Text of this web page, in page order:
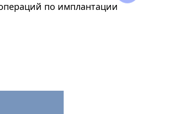
по имплантации